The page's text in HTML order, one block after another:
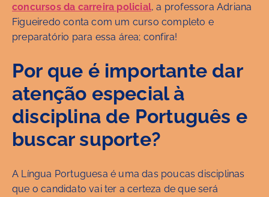
concursos da carreira policial, a professora Adriana
Figueiredo conta com um curso completo e
preparatório para essa área; confira!
Por que é importante dar
atenção especial à
disciplina de Português e
buscar suporte?
A Língua Portuguesa é uma das poucas disciplinas
que o candidato vai ter a certeza de que será